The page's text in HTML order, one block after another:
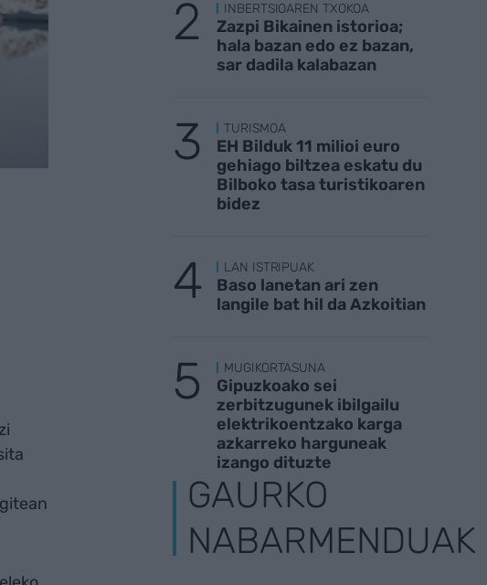
INBERTSIOAREN TXOKOA
Zazpi Bikainen istorioa;
hala bazan edo ez bazan,
sar dadila kalabazan
TURISMOA
EH Bilduk 11 milioi euro
gehiago biltzea eskatu du
Bilboko tasa turistikoaren
bidez
LAN ISTRIPUAK
Baso lanetan ari zen
langile bat hil da Azkoitian
MUGIKORTASUNA
Gipuzkoako sei
zerbitzugunek ibilgailu
elektrikoentzako karga
azkarreko harguneak
izango dituzte
GAURKO
NABARMENDUAK